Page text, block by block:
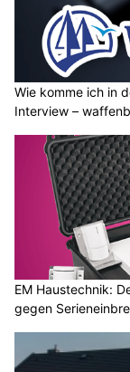
Wie komme ich in
Interview –
EM Haustechnik:
gegen